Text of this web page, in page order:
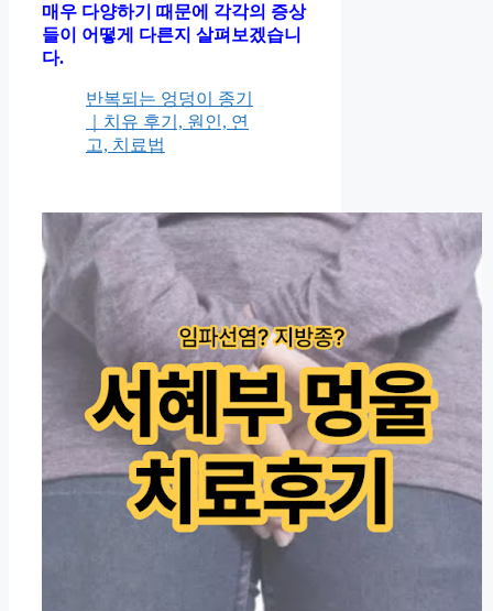
매우 다양하기 때문에 각각의 증상
들이 어떻게 다른지 살펴보겠습니
다.
반복되는 엉덩이 종기
｜치유 후기, 원인, 연
고, 치료법